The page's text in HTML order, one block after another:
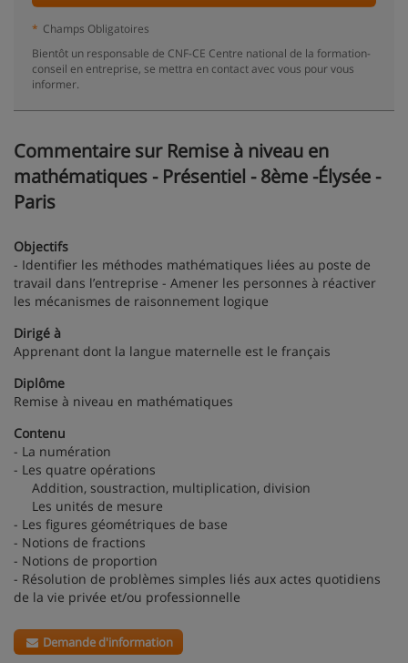
* Champs Obligatoires
Bientôt un responsable de CNF-CE Centre national de la formation-
conseil en entreprise, se mettra en contact avec vous pour vous
informer.
Commentaire sur Remise à niveau en
mathématiques - Présentiel - 8ème -Élysée -
Paris
Objectifs
- Identifier les méthodes mathématiques liées au poste de
travail dans l’entreprise - Amener les personnes à réactiver
les mécanismes de raisonnement logique
Dirigé à
Apprenant dont la langue maternelle est le français
Diplôme
Remise à niveau en mathématiques
Contenu
- La numération
- Les quatre opérations
Addition, soustraction, multiplication, division
Les unités de mesure
- Les figures géométriques de base
- Notions de fractions
- Notions de proportion
- Résolution de problèmes simples liés aux actes quotidiens
de la vie privée et/ou professionnelle
Demande d'information